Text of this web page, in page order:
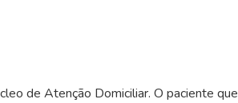
de Atenção Domiciliar. O paciente que